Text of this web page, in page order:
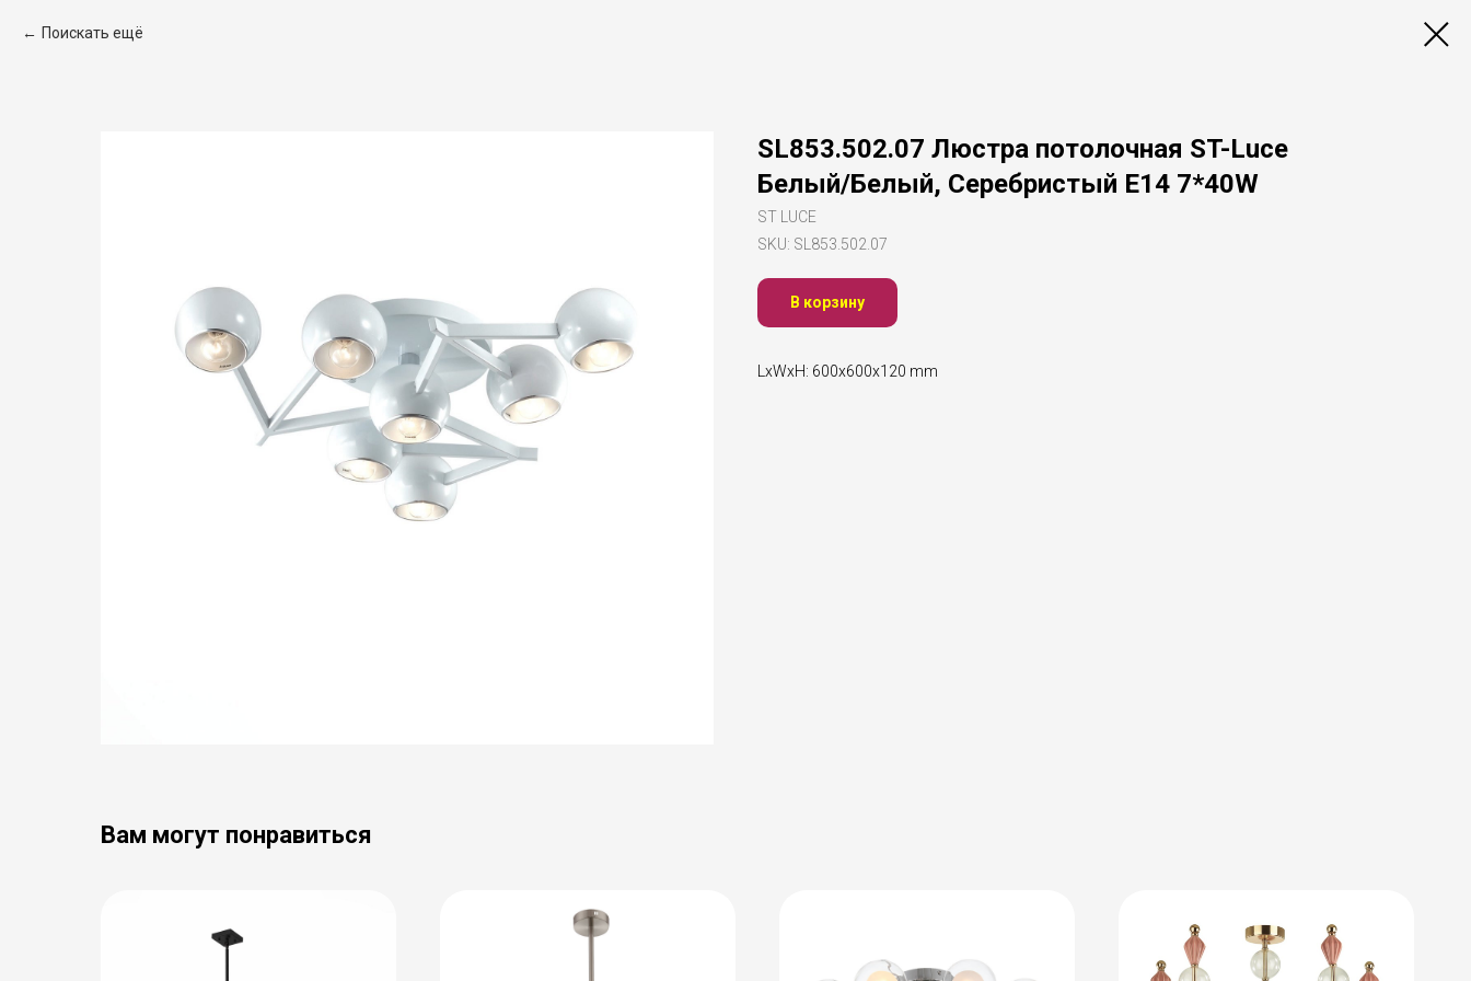
Поискать ещё
SL853.502.07 Люстра потолочная ST-Luce
Белый/Белый, Серебристый E14 7*40W
ST LUCE
SKU: SL853.502.07
В корзину
LxWxH: 600x600x120 mm
Вам могут понравиться